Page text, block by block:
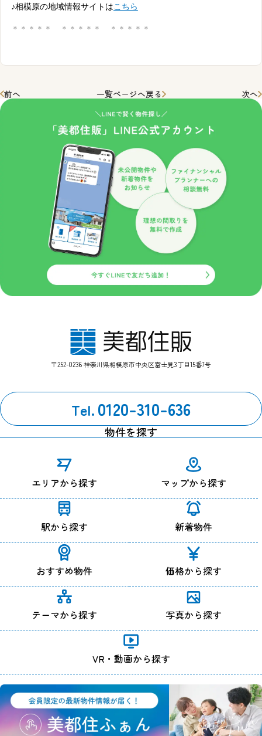
♪相模原の地域情報サイトはこちら
＊＊＊＊＊ ＊＊＊＊＊ ＊＊＊＊＊
前へ 一覧ページへ戻る 次へ
〒252-0236 神奈川県相模原市中央区富士見3丁目15番7号
Tel. 0120-310-636
物件を探す
エリアから探す マップから探す
駅から探す 新着物件
おすすめ物件 価格から探す
テーマから探す 写真から探す
VR・動画から探す